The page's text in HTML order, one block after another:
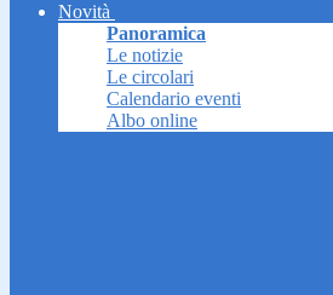
Novità
Panoramica
Le notizie
Le circolari
Calendario eventi
Albo online